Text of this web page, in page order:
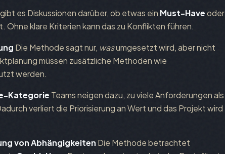
es Diskussionen darüber, ob etwas ein Must-Haveoder
Ohne klare Kriterien kann das zu Konflikten führen.
Die Methode sagt nur, wasumgesetzt wird, aber nicht
müssen zusätzliche Methoden wie
werden.
Kategorie Teams neigen dazu, zu viele Anforderungen als
verliert die Priorisierung an Wert und das Projekt wird
von Abhängigkeiten Die Methode betrachtet